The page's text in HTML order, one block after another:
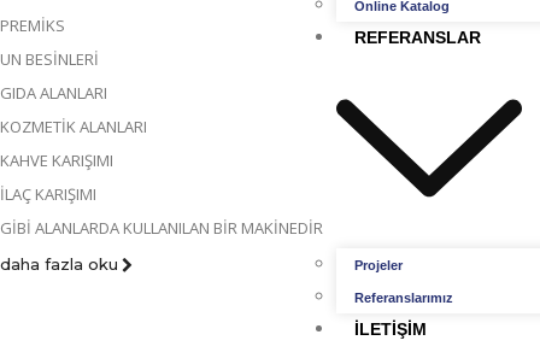
Online Katalog
REFERANSLAR
Projeler
Referanslarımız
İLETIŞIM
PREMİKS
UN BESİNLERİ
GIDA ALANLARI
KOZMETİK ALANLARI
KAHVE KARIŞIMI
İLAÇ KARIŞIMI
GİBİ ALANLARDA KULLANILAN BİR MAKİNEDİR
daha fazla oku